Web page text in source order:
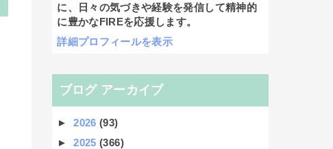
に、日々の気づきや経験を発信して精神的
に豊かなFIREを応援します。
詳細プロフィールを表示
ブログ アーカイブ
►2026(93)
►2025(366)